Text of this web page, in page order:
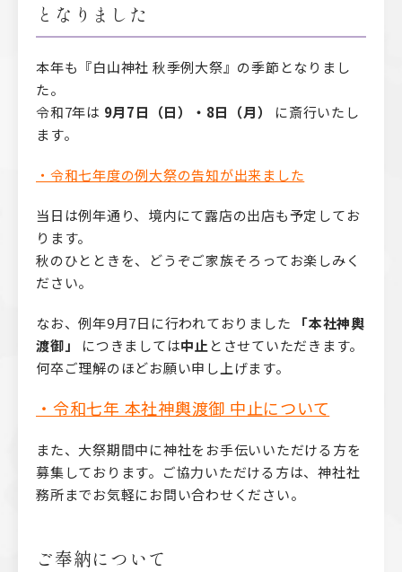
となりました
本年も『白山神社 秋季例大祭』の季節となりまし
た。
令和7年は 9月7日（日）・8日（月）
に斎行いたし
ます。
・令和七年度の例大祭の告知が出来ました
当日は例年通り、境内にて露店の出店も予定してお
ります。
秋のひとときを、どうぞご家族そろってお楽しみく
ださい。
なお、例年9月7日に行われておりました
「本社神輿
渡御」
につきましては中止 とさせていただきます。
何卒ご理解のほどお願い申し上げます。
・令和七年 本社神輿渡御 中止について
また、大祭期間中に神社をお手伝いいただける方を
募集しております。ご協力いただける方は、神社社
務所までお気軽にお問い合わせください。
ご奉納について